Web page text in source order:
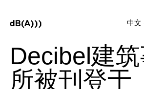
中文
Decibel建
所被刊登于